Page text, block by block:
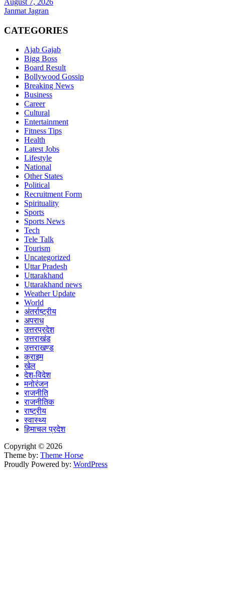
August 7, 2026
Janmat Jagran
CATEGORIES
Ajab Gajab
Bigg Boss
Board Result
Bollywood Gossip
Breaking News
Business
Career
Cultural
Entertainment
Fitness Tips
Health
Latest Jobs
Lifestyle
National
Other States
Political
Recruitment Form
Spirituality
Sports
Sports News
Tech
Tele Talk
Tourism
Uncategorized
Uttar Pradesh
Uttarakhand
Uttarakhand news
Weather Update
World
अंतर्राष्ट्रीय
अपराध
उत्तरप्रदेश
उत्तराखंड
उत्तराखण्ड
क्राइम
खेल
देश-विदेश
मनोरंजन
राजनीति
राजनीतिक
राष्ट्रीय
स्वास्थ्य
हिमाचल प्रदेश
Copyright © 2026
Theme by: Theme Horse
Proudly Powered by: WordPress